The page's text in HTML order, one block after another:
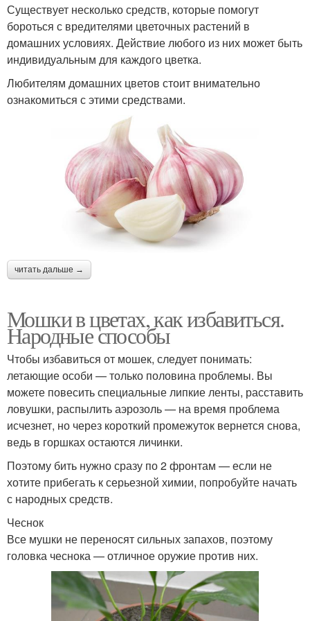
Существует несколько средств, которые помогут
бороться с вредителями цветочных растений в
домашних условиях. Действие любого из них может быть
индивидуальным для каждого цветка.
Любителям домашних цветов стоит внимательно
ознакомиться с этими средствами.
читать дальше →
Мошки в цветах, как избавиться.
Народные способы
Чтобы избавиться от мошек, следует понимать:
летающие особи — только половина проблемы. Вы
можете повесить специальные липкие ленты, расставить
ловушки, распылить аэрозоль — на время проблема
исчезнет, но через короткий промежуток вернется снова,
ведь в горшках остаются личинки.
Поэтому бить нужно сразу по 2 фронтам — если не
хотите прибегать к серьезной химии, попробуйте начать
с народных средств.
Чеснок
Все мушки не переносят сильных запахов, поэтому
головка чеснока — отличное оружие против них.